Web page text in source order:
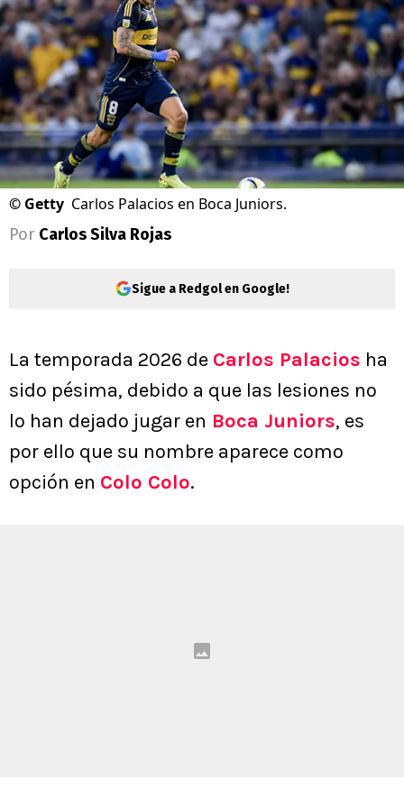
© Getty Carlos Palacios en Boca Juniors.
Por Carlos Silva Rojas
Sigue a Redgol en Google!
La temporada 2026 de Carlos Palacios ha
sido pésima, debido a que las lesiones no
lo han dejado jugar en Boca Juniors, es
por ello que su nombre aparece como
opción en Colo Colo.